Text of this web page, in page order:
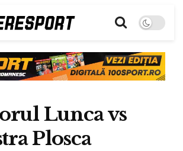
Lunca vs
Plosca